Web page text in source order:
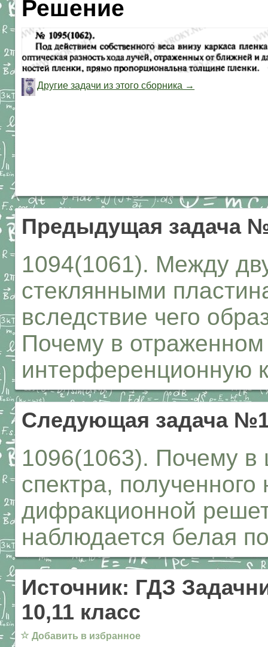
Решение
Другие задачи из этого сборника →
Предыдущая задача
1094(1061). Между
стеклянными
вследствие чего
Почему в
интерференционную
Следующая задача
1096(1063). Почему в
спектра,
дифракционной
наблюдается белая
Источник: ГДЗ
10,11 класс
☆ Добавить в избранное